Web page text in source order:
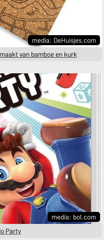
media: DeHuisjes.com
van bamboe en kurk
media: bol.com
Party